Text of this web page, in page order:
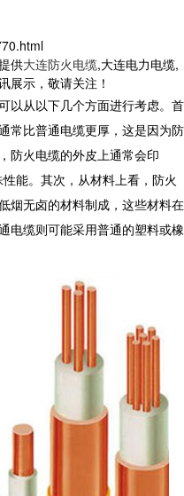
供大连防火电缆,大连电力电缆,
展示，敬请关注！
以从以下几个方面进行考虑。首
常比普通电缆更厚，这是因为防
防火电缆的外皮上通常会印
能。其次，从材料上看，防火
烟无卤的材料制成，这些材料在
电缆则可能采用普通的塑料或橡